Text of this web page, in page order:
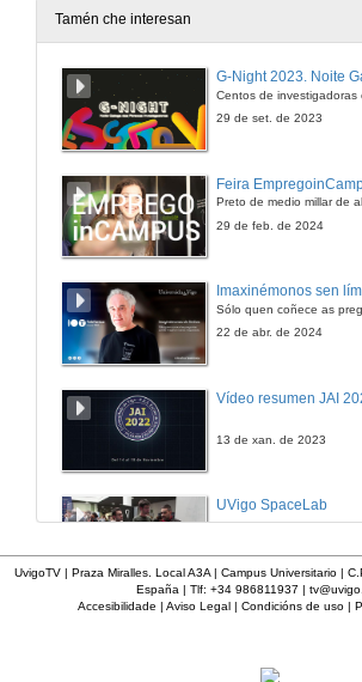
Tamén che interesan
29 de set. de 2023
Feira
29 de feb. de 2024
22 de abr. de 2024
Vídeo resumen JAI
13 de xan. de 2023
UVigo SpaceLab
UVigo Motorsport
UvigoTV | Praza Miralles. Local A3A | Campus Universitario |
España | Tlf: +34 986811937 |
Accesibilidade | Aviso Legal| Condicións de uso|